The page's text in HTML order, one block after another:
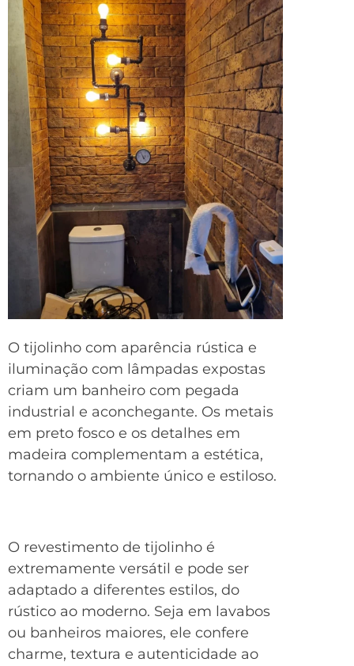
O tijolinho com aparência rústica e
iluminação com lâmpadas expostas
criam um banheiro com pegada
industrial e aconchegante. Os metais
em preto fosco e os detalhes em
madeira complementam a estética,
tornando o ambiente único e estiloso.
O revestimento de tijolinho é
extremamente versátil e pode ser
adaptado a diferentes estilos, do
rústico ao moderno. Seja em lavabos
ou banheiros maiores, ele confere
charme, textura e autenticidade ao